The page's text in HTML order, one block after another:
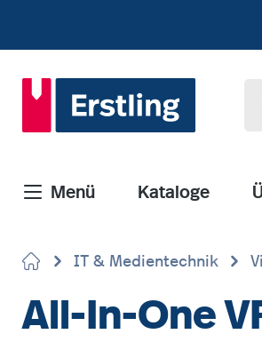
Menü Kataloge
IT & Medientechnik
All-In-One